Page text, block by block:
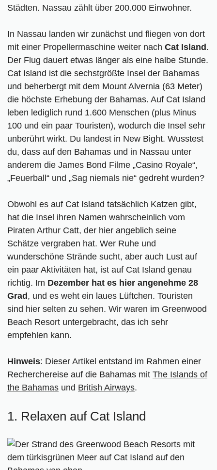
Städten. Nassau zählt über 200.000 Einwohner.
In Nassau landen wir zunächst und fliegen von dort
mit einer Propellermaschine weiter nach Cat Island.
Der Flug dauert etwas länger als eine halbe Stunde.
Cat Island ist die sechstgrößte Insel der Bahamas
und beherbergt mit dem Mount Alvernia (63 Meter)
die höchste Erhebung der Bahamas. Auf Cat Island
leben lediglich rund 1.600 Menschen (plus Minus
100 und ein paar Touristen), wodurch die Insel sehr
unberührt wirkt. Du landest in New Bight. Wusstest
du, dass auf den Bahamas und in Nassau unter
anderem die James Bond Filme „Casino Royale“,
„Feuerball“ und „Sag niemals nie“ gedreht wurden?
Obwohl es auf Cat Island tatsächlich Katzen gibt,
hat die Insel ihren Namen wahrscheinlich vom
Piraten Arthur Catt, der hier angeblich seine
Schätze vergraben hat. Wer Ruhe und
wunderschöne Strände sucht, aber auch Lust auf
ein paar Aktivitäten hat, ist auf Cat Island genau
richtig. Im Dezember hat es hier angenehme 28
Grad, und es weht ein laues Lüftchen. Touristen
sind hier selten zu sehen. Wir waren im Greenwood
Beach Resort untergebracht, das ich sehr
empfehlen kann.
Hinweis: Dieser Artikel entstand im Rahmen einer
Recherchereise auf die Bahamas mit The Islands of
the Bahamas und British Airways.
1. Relaxen auf Cat Island